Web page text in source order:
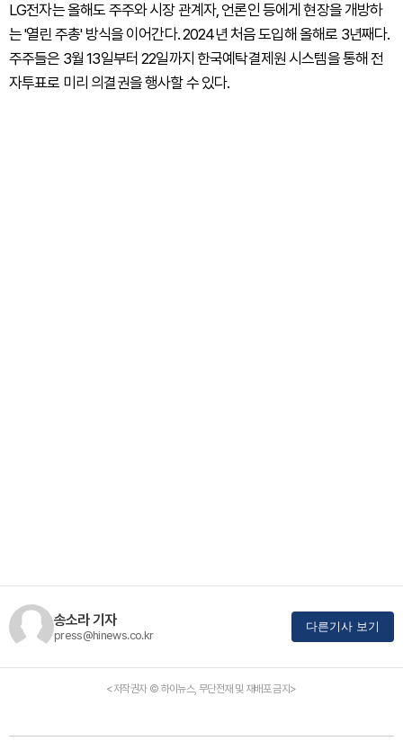
LG전자는 올해도 주주와 시장 관계자, 언론인 등에게 현장을 개방하
는 '열린 주총' 방식을 이어간다. 2024년 처음 도입해 올해로 3년째다.
주주들은 3월 13일부터 22일까지 한국예탁결제원 시스템을 통해 전
자투표로 미리 의결권을 행사할 수 있다.
송소라 기자
press@hinews.co.kr
다른기사 보기
<저작권자 © 하이뉴스, 무단전재 및 재배포 금지>